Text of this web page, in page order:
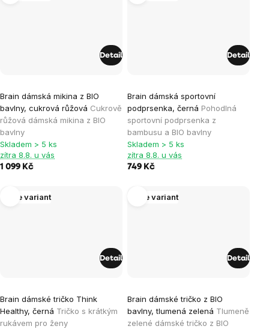
Brain dámská mikina z BIO
bavlny, cukrová růžová Cukrově
růžová dámská mikina z BIO
bavlny
Skladem > 5 ks
zítra 8.8. u vás
1 099 Kč
Detail
Brain dámská sportovní
podprsenka, černá Pohodlná
sportovní podprsenka z
bambusu a BIO bavlny
hodnocení
produktu
je
5,0
z
Skladem > 5 ks
zítra 8.8. u vás
749 Kč
Detail
Více variant
Brain dámské tričko Think
Healthy, černá Tričko s krátkým
rukávem pro ženy
Detail
Více variant
Brain dámské tričko z BIO
bavlny, tlumená zelená Tlumeně
zelené dámské tričko z BIO
Detail